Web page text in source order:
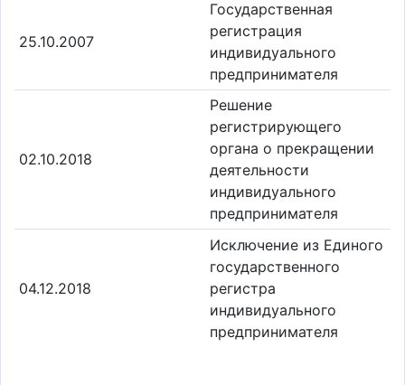
25.10.2007
Государственная
регистрация
индивидуального
предпринимателя
02.10.2018
Решение
регистрирующего
органа о прекращении
деятельности
индивидуального
предпринимателя
04.12.2018
Исключение из Единого
государственного
регистра
индивидуального
предпринимателя